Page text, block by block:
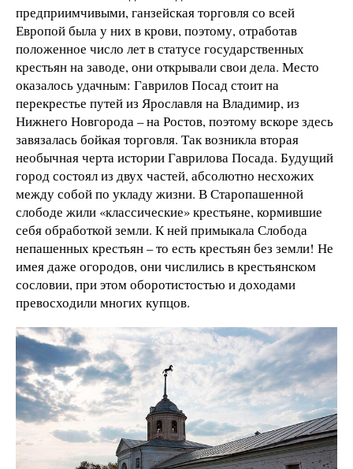
предприимчивыми, ганзейская торговля со всей
Европой была у них в крови, поэтому, отработав
положенное число лет в статусе государственных
крестьян на заводе, они открывали свои дела. Место
оказалось удачным: Гаврилов Посад стоит на
перекрестье путей из Ярославля на Владимир, из
Нижнего Новгорода – на Ростов, поэтому вскоре здесь
завязалась бойкая торговля. Так возникла вторая
необычная черта истории Гаврилова Посада. Будущий
город состоял из двух частей, абсолютно несхожих
между собой по укладу жизни. В Старопашенной
слободе жили «классические» крестьяне, кормившие
себя обработкой земли. К ней примыкала Слобода
непашенных крестьян – то есть крестьян без земли! Не
имея даже огородов, они числились в крестьянском
сословии, при этом оборотистостью и доходами
превосходили многих купцов.